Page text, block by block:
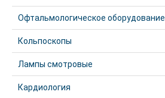
Офтальмологическое оборудование
Кольпоскопы
Лампы смотровые
Кардиология